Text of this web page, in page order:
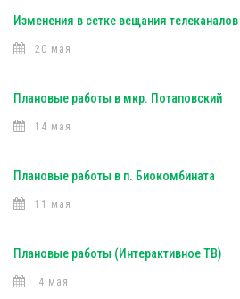
Изменения в сетке вещания телеканалов
20 мая
Плановые работы в мкр. Потаповский
14 мая
Плановые работы в п. Биокомбината
11 мая
Плановые работы (Интерактивное ТВ)
4 мая